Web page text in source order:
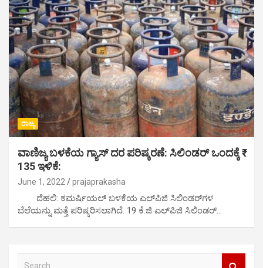
ರಾಜ್ಯ
ವಾಣಿಜ್ಯ ಬಳಕೆಯ ಗ್ಯಾಸ್ ದರ ಪರಿಷ್ಕರಣೆ: ಸಿಲಿಂಡರ್ ಒಂದಕ್ಕೆ ₹
135 ಇಳಿಕೆ:
June 1, 2022 prajaprakasha
ದೆಹಲಿ: ಕಮರ್ಷಿಯಲ್ ಬಳಕೆಯ ಎಲ್‌ಪಿಜಿ ಸಿಲಿಂಡರ್‌ಗಳ
ಬೆಲೆಯನ್ನು ಮತ್ತೆ ಪರಿಷ್ಕರಿಸಲಾಗಿದೆ. 19 ಕೆ.ಜಿ ಎಲ್​ಪಿಜಿ ಸಿಲಿಂಡರ್‌…